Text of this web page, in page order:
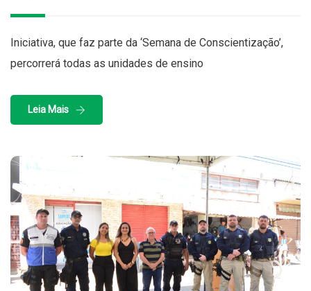
Iniciativa, que faz parte da ‘Semana de Conscientização’,
percorrerá todas as unidades de ensino
Leia Mais